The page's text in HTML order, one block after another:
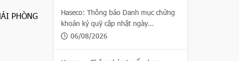
PHÒNG
Haseco: Thông báo Danh mục chứng
khoán ký quỹ cập nhật ngày
06/08/2026
06/08/2026